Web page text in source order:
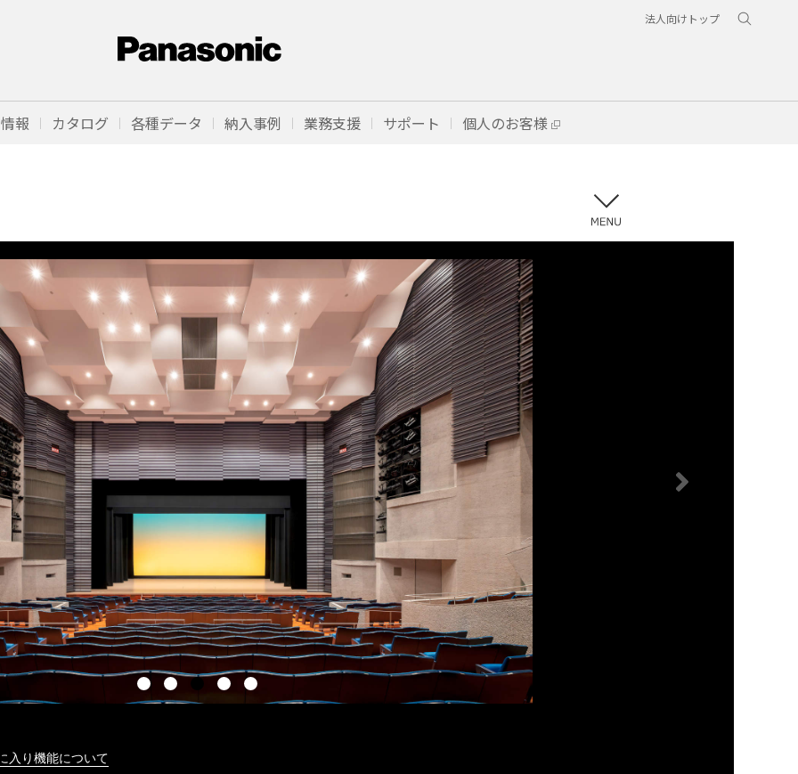
法人向けトップ
報 カタログ 各種データ 納入事例 業務支援 サポート 個人のお客様
入り機能について